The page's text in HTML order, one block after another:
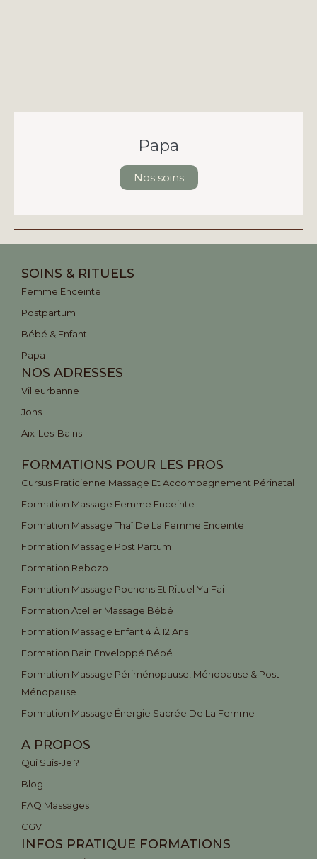
Papa
Nos soins
SOINS & RITUELS
Femme Enceinte
Postpartum
Bébé & Enfant
Papa
NOS ADRESSES
Villeurbanne
Jons
Aix-Les-Bains
FORMATIONS POUR LES PROS
Cursus Praticienne Massage Et Accompagnement Périnatal
Formation Massage Femme Enceinte
Formation Massage Thaï De La Femme Enceinte
Formation Massage Post Partum
Formation Rebozo
Formation Massage Pochons Et Rituel Yu Fai
Formation Atelier Massage Bébé
Formation Massage Enfant 4 À 12 Ans
Formation Bain Enveloppé Bébé
Formation Massage Périménopause, Ménopause & Post-
Ménopause
Formation Massage Énergie Sacrée De La Femme
A PROPOS
Qui Suis-Je ?
Blog
FAQ Massages
CGV
INFOS PRATIQUE FORMATIONS